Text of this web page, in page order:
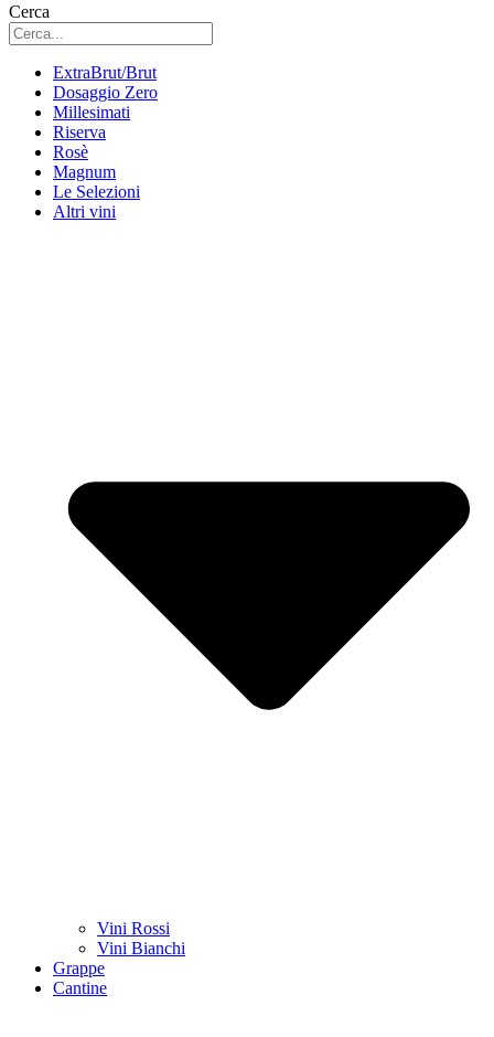
Cerca
ExtraBrut/Brut
Dosaggio Zero
Millesimati
Riserva
Rosè
Magnum
Le Selezioni
Altri vini
Vini Rossi
Vini Bianchi
Grappe
Cantine